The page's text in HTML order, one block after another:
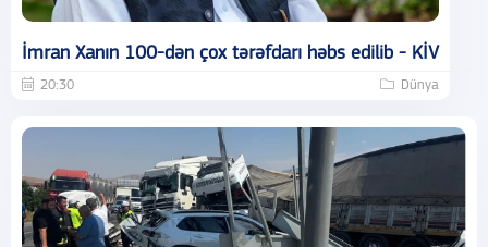
İmran Xanın 100-dən çox tərəfdarı həbs edilib - KİV
20:30 Dünya